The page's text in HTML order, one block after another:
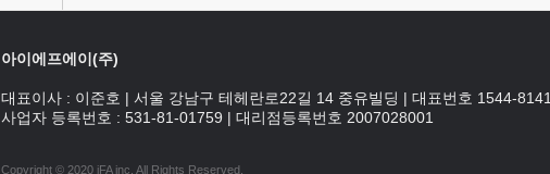
아이에프에이(주)
대표이사 : 이준호 | 서울 강남구 테헤란로22길 14 중유빌딩 | 대표번호 1544-8141
사업자 등록번호 : 531-81-01759 | 대리점등록번호 2007028001
Copyright © 2020 iFA inc . All Rights Reserved.